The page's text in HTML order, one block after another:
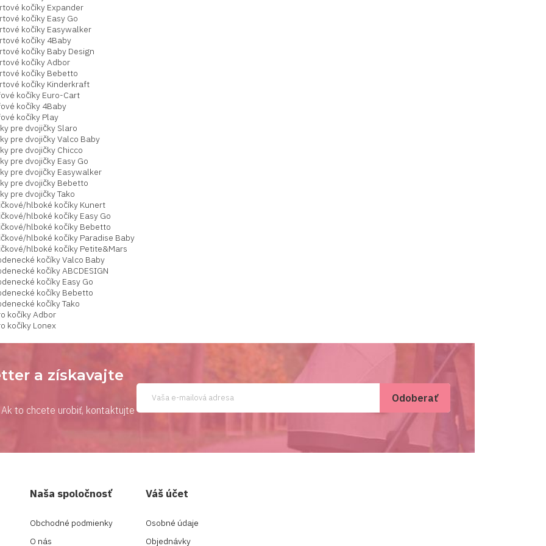
kočíky Expander
kočíky Easy Go
kočíky Easywalker
kočíky 4Baby
kočíky Baby Design
kočíky Adbor
kočíky Bebetto
kočíky Kinderkraft
kočíky Euro-Cart
kočíky 4Baby
kočíky Play
pre dvojičky Slaro
pre dvojičky Valco Baby
pre dvojičky Chicco
pre dvojičky Easy Go
pre dvojičky Easywalker
pre dvojičky Bebetto
pre dvojičky Tako
hlboké kočíky Kunert
hlboké kočíky Easy Go
hlboké kočíky Bebetto
hlboké kočíky Paradise Baby
hlboké kočíky Petite&Mars
kočíky Valco Baby
kočíky ABCDESIGN
kočíky Easy Go
kočíky Bebetto
kočíky Tako
kočíky Adbor
kočíky Lonex
a získavajte
to chcete urobiť, kontaktujte
Naša spoločnosť
Obchodné podmienky
O nás
Váš účet
Osobné údaje
Objednávky